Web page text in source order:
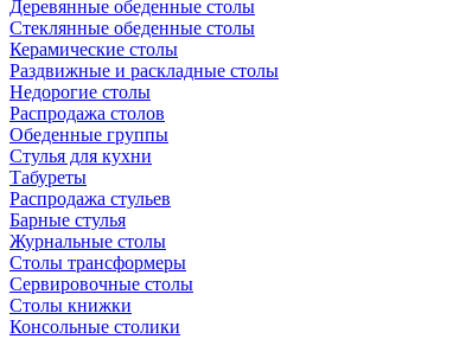
Деревянные обеденные столы
Стеклянные обеденные столы
Керамические столы
Раздвижные и раскладные столы
Недорогие столы
Распродажа столов
Обеденные группы
Стулья для кухни
Табуреты
Распродажа стульев
Барные стулья
Журнальные столы
Столы трансформеры
Сервировочные столы
Столы книжки
Консольные столики